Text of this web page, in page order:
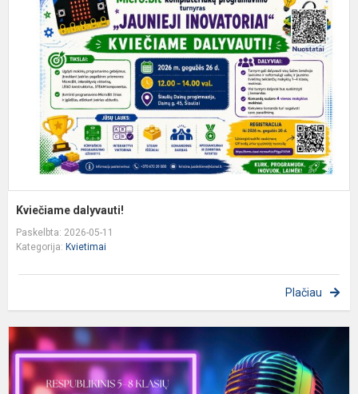
Kviečiame dalyvauti!
Paskelbta: 2026-05-11
Kategorija: Kvietimai
Plačiau